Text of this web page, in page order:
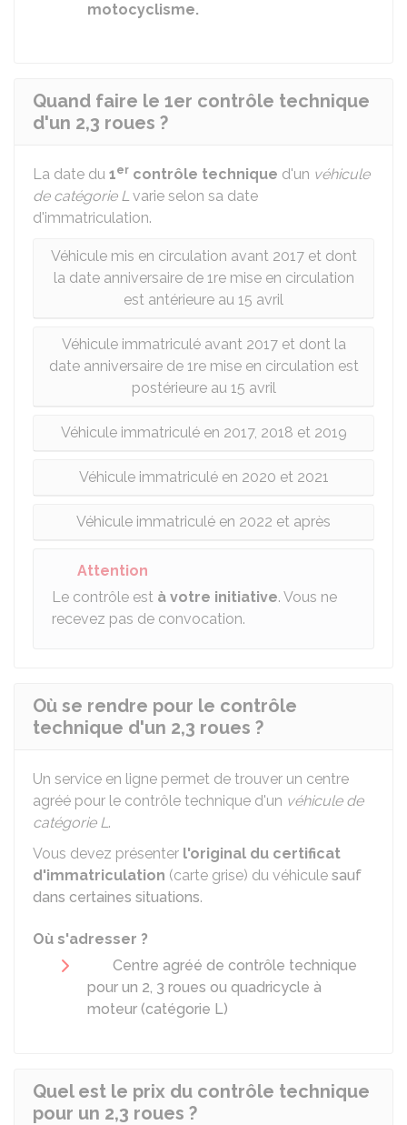
motocyclisme.
Quand faire le 1er contrôle technique
d'un 2,3 roues ?
La date du 1er contrôle technique d'un véhicule
de catégorie Lvarie selon sa date
d'immatriculation.
Véhicule mis en circulation avant 2017 et dont
la date anniversaire de 1re mise en circulation
est antérieure au 15 avril
Véhicule immatriculé avant 2017 et dont la
date anniversaire de 1re mise en circulation est
postérieure au 15 avril
Véhicule immatriculé en 2017, 2018 et 2019
Véhicule immatriculé en 2020 et 2021
Véhicule immatriculé en 2022 et après
Attention
Le contrôle est à votre initiative. Vous ne
recevez pas de convocation.
Où se rendre pour le contrôle
technique d'un 2,3 roues ?
Un service en ligne permet de trouver un centre
agréé pour le contrôle technique d'un véhicule de
catégorie L.
Vous devez présenter l'original du certificat
d'immatriculation (carte grise) du véhicule sauf
dans certaines situations.
Où s'adresser ?
Centre agréé de contrôle technique
pour un 2, 3 roues ou quadricycle à
moteur (catégorie L)
Quel est le prix du contrôle technique
pour un 2,3 roues ?